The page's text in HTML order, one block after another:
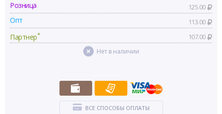
Розница 125.00
Опт 113.00
Партнер* 107.00
Нет в наличии
ВСЕ СПОСОБЫ ОПЛАТЫ